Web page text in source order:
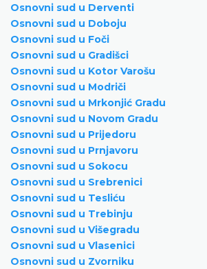
Osnovni sud u Derventi
Osnovni sud u Doboju
Osnovni sud u Foči
Osnovni sud u Gradišci
Osnovni sud u Kotor Varošu
Osnovni sud u Modriči
Osnovni sud u Mrkonjić Gradu
Osnovni sud u Novom Gradu
Osnovni sud u Prijedoru
Osnovni sud u Prnjavoru
Osnovni sud u Sokocu
Osnovni sud u Srebrenici
Osnovni sud u Tesliću
Osnovni sud u Trebinju
Osnovni sud u Višegradu
Osnovni sud u Vlasenici
Osnovni sud u Zvorniku